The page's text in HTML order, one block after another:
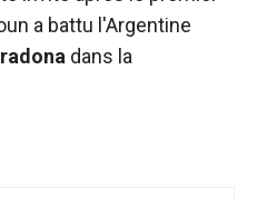
a battu l'Argentine
dans la